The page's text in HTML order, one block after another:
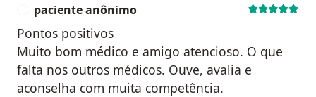
paciente anônimo
Pontos positivos
Muito bom médico e amigo atencioso. O que
falta nos outros médicos. Ouve, avalia e
aconselha com muita competência.